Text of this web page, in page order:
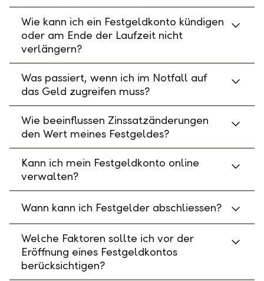
Wie kann ich ein Festgeldkonto kündigen
oder am Ende der Laufzeit nicht
verlängern?
Was passiert, wenn ich im Notfall auf
das Geld zugreifen muss?
Wie beeinflussen Zinssatzänderungen
den Wert meines Festgeldes?
Kann ich mein Festgeldkonto online
verwalten?
Wann kann ich Festgelder abschliessen?
Welche Faktoren sollte ich vor der
Eröffnung eines Festgeldkontos
berücksichtigen?